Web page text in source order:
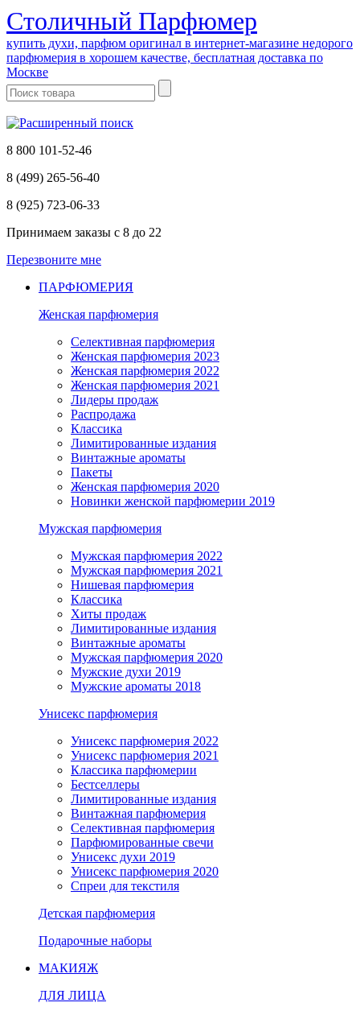
Cтоличный Парфюмер
купить духи, парфюм оригинал в интернет-магазине недорого
парфюмерия в хорошем качестве, бесплатная доставка по
Москве
8 800 101-52-46
8 (499) 265-56-40
8 (925) 723-06-33
Принимаем заказы с 8 до 22
Перезвоните мне
ПАРФЮМЕРИЯ
Женская парфюмерия
Селективная парфюмерия
Женская парфюмерия 2023
Женская парфюмерия 2022
Женская парфюмерия 2021
Лидеры продаж
Распродажа
Классика
Лимитированные издания
Винтажные ароматы
Пакеты
Женская парфюмерия 2020
Новинки женской парфюмерии 2019
Мужская парфюмерия
Мужская парфюмерия 2022
Мужская парфюмерия 2021
Нишевая парфюмерия
Классика
Хиты продаж
Лимитированные издания
Винтажные ароматы
Мужская парфюмерия 2020
Мужские духи 2019
Мужские ароматы 2018
Унисекс парфюмерия
Унисекс парфюмерия 2022
Унисекс парфюмерия 2021
Классика парфюмерии
Бестселлеры
Лимитированные издания
Винтажная парфюмерия
Селективная парфюмерия
Парфюмированные свечи
Унисекс духи 2019
Унисекс парфюмерия 2020
Спреи для текстиля
Детская парфюмерия
Подарочные наборы
МАКИЯЖ
ДЛЯ ЛИЦА